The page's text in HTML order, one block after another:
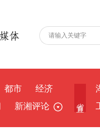
都市
经济
新湘评论